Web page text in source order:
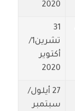
2020
31
تشرين1/
أكتوير
2020
27 أيلول/
سبتمبر